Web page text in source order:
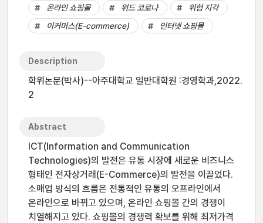
온라인 쇼핑몰
위드 코로나
위험 지각
이커머스(E-commerce)
인터넷 쇼핑몰
Description
학위논문(박사)--아주대학교 일반대학원 :경영학과,2022.
2
Abstract
ICT(Information and Communication
Technologies)의 발전은 유통 시장에 새로운 비즈니스
형태인 전자상거래(E-Commerce)의 발전을 이끌었다.
소매업 방식의 흐름은 전통적인 유통의 오프라인에서
온라인으로 바뀌고 있으며, 온라인 쇼핑몰 간의 경쟁이
치열해지고 있다. 쇼핑몰의 경쟁력 확보를 위해 최저가격